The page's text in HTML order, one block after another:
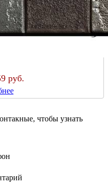
руб.
чтобы узнать